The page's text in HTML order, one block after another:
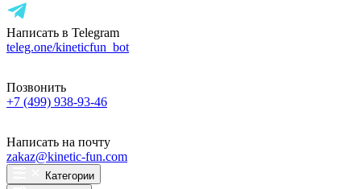
Написать в Telegram
teleg.one/kineticfun_bot
Позвонить
+7 (499) 938-93-46
Написать на почту
zakaz@kinetic-fun.com
Категории